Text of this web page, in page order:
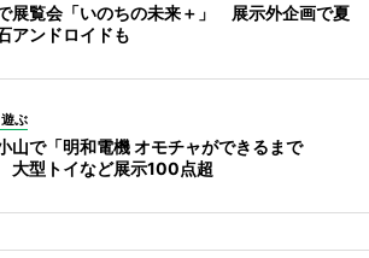
展覧会「いのちの未来＋」 展示外企画で夏
アンドロイドも
ぶ
山で「明和電機 オモチャができるまで
大型トイなど展示100点超